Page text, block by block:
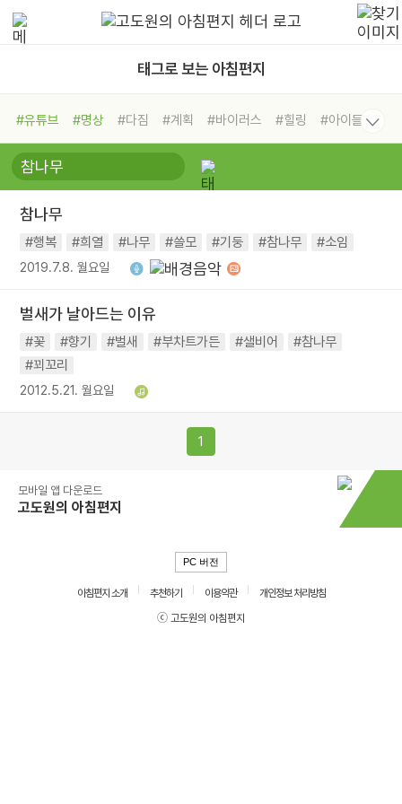
태그로 보는 아침편지
#유튜브 #명상 #다짐 #계획 #바이러스 #힐링
#아이들
#비전캠프
#독서캠프 #삶
#희망
#나눔 #친구 #링컨학교
#독서
#건강
참나무
#행복 #희열 #나무 #쓸모 #기둥 #참나무 #소임
2019.7.8. 월요일
벌새가 날아드는 이유
#꽃 #향기 #벌새 #부차트가든 #샐비어
#참나무
#꾀꼬리
2012.5.21. 월요일
1
모바일 앱 다운로드
고도원의 아침편지
PC 버전
아침편지 소개 추천하기 이용약관
개인정보 처리방침
ⓒ 고도원의 아침편지